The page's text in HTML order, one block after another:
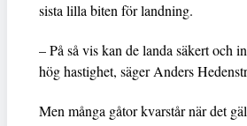
sista lilla biten för landning.
– På så vis kan de landa säkert och
hög hastighet, säger Anders
Men många gåtor kvarstår när det